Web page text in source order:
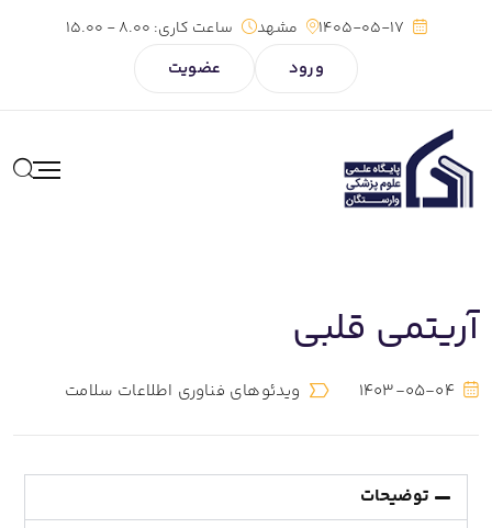
1405-05-17 مشهد ساعت کاری:
ورود عضویت
آریتمی قلبی
1403-05-04 ویدئوهای فناوری اطلاعات سلامت
توضیحات